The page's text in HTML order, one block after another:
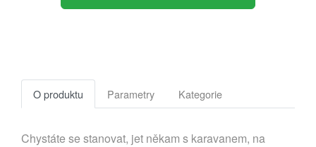
O produktu Parametry Kategorie
Chystáte se stanovat, jet někam s karavanem, na